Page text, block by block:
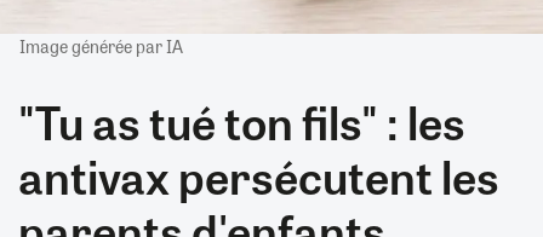
Image générée par IA
"Tu as tué ton fils" : les
antivax persécutent les